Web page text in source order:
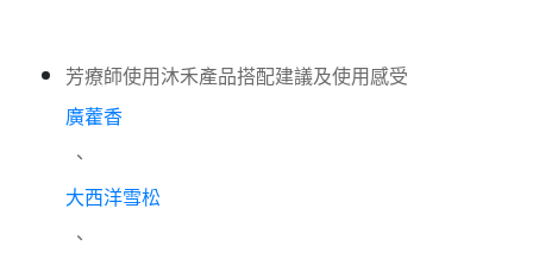
芳療師使用沐禾產品搭配建議及使用感受
廣藿香
、
大西洋雪松
、